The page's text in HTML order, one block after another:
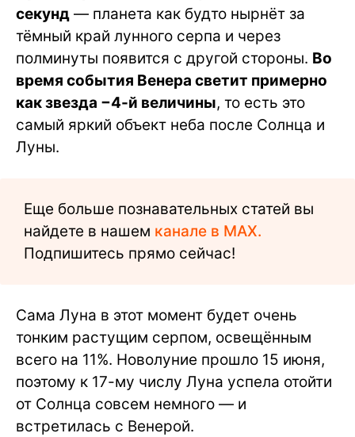
секунд — планета как будто нырнёт за
тёмный край лунного серпа и через
полминуты появится с другой стороны. Во
время события Венера светит примерно
как звезда −4-й величины, то есть это
самый яркий объект неба после Солнца и
Луны.
Еще больше познавательных статей вы
найдете в нашем канале в MAX.
Подпишитесь прямо сейчас!
Сама Луна в этот момент будет очень
тонким растущим серпом, освещённым
всего на 11%. Новолуние прошло 15 июня,
поэтому к 17-му числу Луна успела отойти
от Солнца совсем немного — и
встретилась с Венерой.